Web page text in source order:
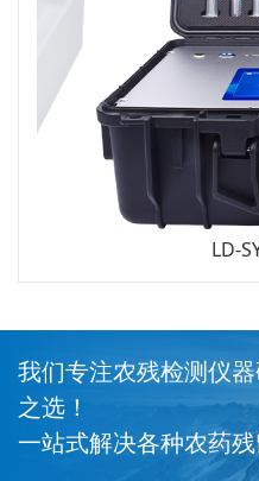
LD-SYJC
我们专注农残检测仪
之选！
一站式解决各种农药